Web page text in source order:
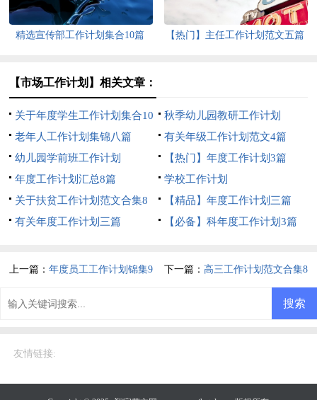
精选宣传部工作计划集合10篇 【热门】主任工作计划范文五篇
【市场工作计划】相关文章：
关于年度学生工作计划集合10
篇
秋季幼儿园教研工作计划
老年人工作计划集锦八篇
有关年级工作计划范文4篇
幼儿园学前班工作计划
【热门】年度工作计划3篇
年度工作计划汇总8篇
学校工作计划
关于扶贫工作计划范文合集8
篇
【精品】年度工作计划三篇
有关年度工作计划三篇
【必备】科年度工作计划3篇
上一篇：年度员工工作计划锦集9 下一篇： 高三工作计划范文合集8
友情链接: